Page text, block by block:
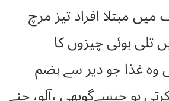
مبتلا افراد تیز مرچ
تلی ہوئی چیزوں کا
وہ غذا جو دیر سے ہضم